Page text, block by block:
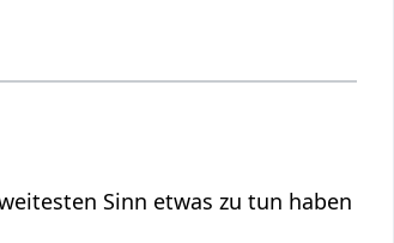
Sinn etwas zu tun haben